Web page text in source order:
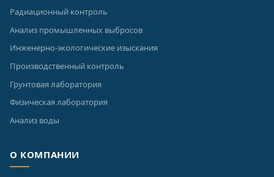
Радиационный контроль
Анализ промышленных выбросов
Инженерно-экологические изыскания
Производственный контроль
Грунтовая лаборатория
Физическая лаборатория
Анализ воды
О КОМПАНИИ